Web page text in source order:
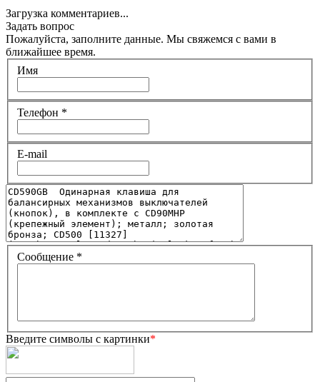
Загрузка комментариев...
Задать вопрос
Пожалуйста, заполните данные. Мы свяжемся с вами в
ближайшее время.
Имя
Телефон *
E-mail
Сообщение *
Введите символы с картинки*